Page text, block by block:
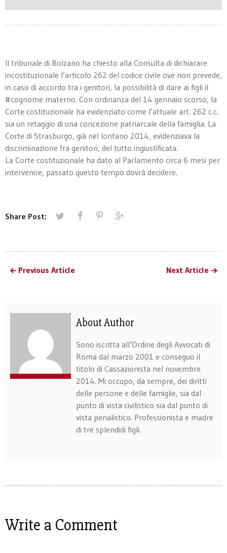
Il tribunale di Bolzano ha chiesto alla Consulta di dichiarare
incostituzionale l’articolo 262 del codice civile ove non prevede,
in caso di accordo tra i genitori, la possibilità di dare ai figli il
#cognome materno. Con ordinanza del 14 gennaio scorso, la
Corte costituzionale ha evidenziato come l’attuale art. 262 c.c.
sia un retaggio di una concezione patriarcale della famiglia. La
Corte di Strasburgo, già nel lontano 2014, evidenziava la
discriminazione fra genitori, del tutto ingiustificata.
La Corte costituzionale ha dato al Parlamento circa 6 mesi per
intervenire, passato questo tempo dovrà decidere.
Share Post:
Previous Article Next Article
About Author
Sono iscritta all’Ordine degli Avvocati di
Roma dal marzo 2001 e conseguo il
titolo di Cassazionista nel novembre
2014. Mi occupo, da sempre, dei diritti
delle persone e delle famiglie, sia dal
punto di vista civilistico sia dal punto di
vista penalistico. Professionista e madre
di tre splendidi figli.
Write a Comment